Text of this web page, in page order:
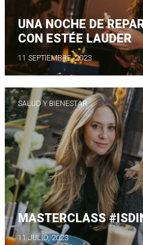
UNA NOCHE DE
CON ESTÉE LAUDER
11 SEPTIEMBRE, 2023
SALUD Y BIENESTAR
MASTERCLASS
11 JULIO, 2023